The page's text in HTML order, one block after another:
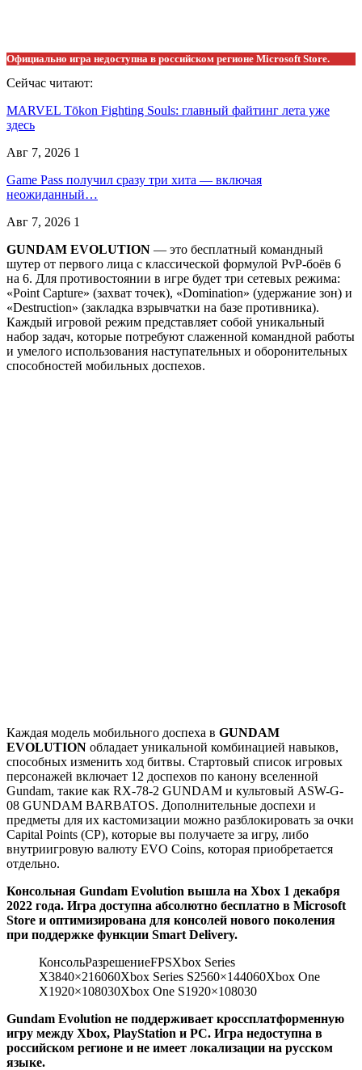
Официально игра недоступна в российском регионе Microsoft Store.
Сейчас читают:
MARVEL Tōkon Fighting Souls: главный файтинг лета уже
здесь
Авг 7, 2026 1
Game Pass получил сразу три хита — включая
неожиданный…
Авг 7, 2026 1
GUNDAM EVOLUTION — это бесплатный командный
шутер от первого лица с классической формулой PvP-боёв 6
на 6. Для противостоянии в игре будет три сетевых режима:
«Point Capture» (захват точек), «Domination» (удержание зон) и
«Destruction» (закладка взрывчатки на базе противника).
Каждый игровой режим представляет собой уникальный
набор задач, которые потребуют слаженной командной работы
и умелого использования наступательных и оборонительных
способностей мобильных доспехов.
Каждая модель мобильного доспеха в GUNDAM
EVOLUTION обладает уникальной комбинацией навыков,
способных изменить ход битвы. Стартовый список игровых
персонажей включает 12 доспехов по канону вселенной
Gundam, такие как RX-78-2 GUNDAM и культовый ASW-G-
08 GUNDAM BARBATOS. Дополнительные доспехи и
предметы для их кастомизации можно разблокировать за очки
Capital Points (CP), которые вы получаете за игру, либо
внутриигровую валюту EVO Coins, которая приобретается
отдельно.
Консольная Gundam Evolution вышла на Xbox 1 декабря
2022 года. Игра доступна абсолютно бесплатно в Microsoft
Store и оптимизирована для консолей нового поколения
при поддержке функции Smart Delivery.
КонсольРазрешениеFPSXbox Series
X3840×216060Xbox Series S2560×144060Xbox One
X1920×108030Xbox One S1920×108030
Gundam Evolution не поддерживает кроссплатформенную
игру между Xbox, PlayStation и РС. Игра недоступна в
российском регионе и не имеет локализации на русском
языке.